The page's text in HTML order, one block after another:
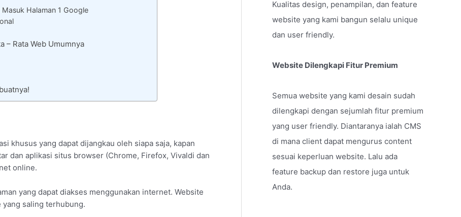
Halaman 1 Google
– Rata Web Umumnya
khusus yang dapat dijangkau oleh siapa saja, kapan
dan aplikasi situs browser (Chrome, Firefox, Vivaldi dan
online.
yang dapat diakses menggunakan internet. Website
saling terhubung.
Kualitas design, penampilan, dan feature
website yang kami bangun selalu unique
dan user friendly.
Website Dilengkapi Fitur Premium
Semua website yang kami desain sudah
dilengkapi dengan sejumlah fitur premium
yang user friendly. Diantaranya ialah CMS
di mana client dapat mengurus content
sesuai keperluan website. Lalu ada
feature backup dan restore juga untuk
Anda.